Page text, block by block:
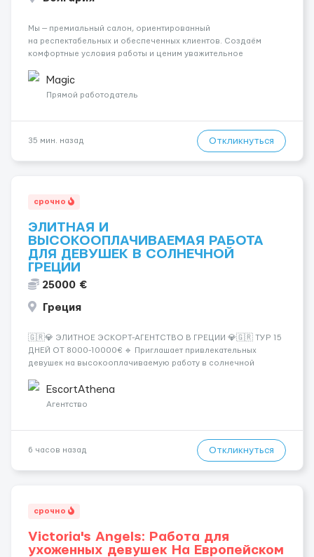
Мы — премиальный салон, ориентированный
на респектабельных и обеспеченных клиентов. Создаём
комфортные условия работы и ценим уважительное
💎 Высокий доход — от 2000 € в неделю и выше 💎 Честная
сис...
Magic
Прямой работодатель
35 мин. назад Откликнуться
срочно
ЭЛИТНАЯ И
ВЫСОКООПЛАЧИВАЕМАЯ РАБОТА
ДЛЯ ДЕВУШЕК В СОЛНЕЧНОЙ
ГРЕЦИИ
25000 €
Греция
🇬🇷💎 ЭЛИТНОЕ ЭСКОРТ-АГЕНТСТВО В ГРЕЦИИ 💎🇬🇷 ТУР 15
ДНЕЙ ОТ 8000-10000€ 🔹 Приглашает привлекательных
девушек на высокооплачиваемую работу в солнечной
хорошие деньги 💶 — это предложение для тебя! 🔹
Требования: ✔️ Возраст от ...
EscortAthena
Агентство
6 часов назад Откликнуться
срочно
Victoria's Angels: Работа для
ухоженных девушек На Европейском